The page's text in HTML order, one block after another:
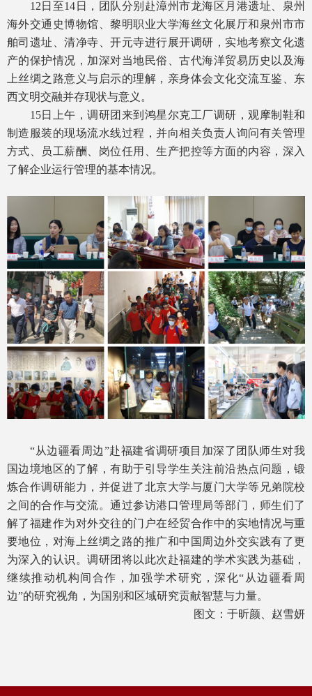
12日至14日，团队分别赴漳州市龙海区月港遗址、泉州
海外交通史博物馆、黎明职业大学海丝文化展厅和泉州市市
舶司遗址、清净寺、开元寺进行展开调研，实地考察文化遗
产的保护情况，加深对当地民俗、古代海洋贸易历史以及海
上丝绸之路意义与启示的理解，亲身体会文化交流互鉴、东
西文明交融并存现状与意义。
15日上午，调研团来到鸿星尔克工厂调研，观摩制鞋和
制造服装的现场流水线过程，并向相关负责人询问有关管理
方式、员工薪酬、岗位任用、生产把控等方面的内容，深入
了解企业运行管理的基本情况。
“从边疆看周边”赴福建省调研项目加深了团队师生对我
国边境地区的了解，有助于引导学生关注前沿热点问题，锻
炼合作调研能力，并促进了北京大学与厦门大学等兄弟院校
之间的合作与交流。通过参访港口管理局等部门，师生们了
解了福建作为对外交往的门户在经贸合作中的实地情况与重
要地位，对海上丝绸之路的推广和中国周边外交实践有了更
为深入的认识。调研团将以此次赴福建的学术实践为基础，
继续推动机构间合作，加强学术研究，深化“从边疆看周
边”的研究视角，为国别和区域研究贡献智慧与力量。
图文：于昕颜、赵雪妍